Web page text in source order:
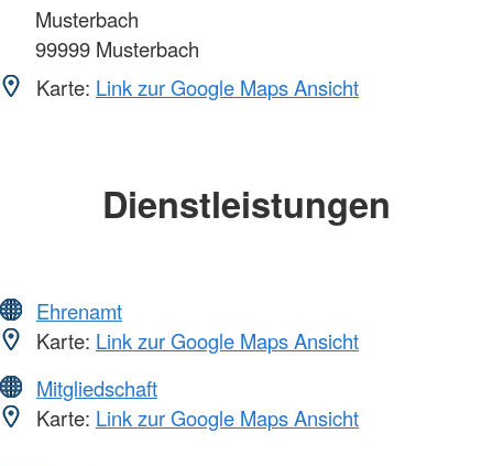
Musterbach
99999 Musterbach
Karte: Link zur Google Maps Ansicht
Dienstleistungen
Ehrenamt
Karte: Link zur Google Maps Ansicht
Mitgliedschaft
Karte: Link zur Google Maps Ansicht